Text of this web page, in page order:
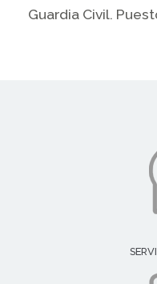
Guardia Civil.